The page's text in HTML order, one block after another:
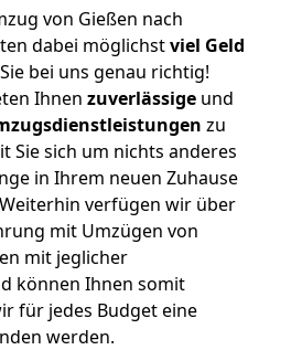
von Gießen nach
dabei möglichstviel Geld
bei uns genau richtig!
Ihnen zuverlässige und
zu
Sie sich um nichts anderes
in Ihrem neuen Zuhause
verfügen wir über
mit Umzügen von
mit jeglicher
können Ihnen somit
für jedes Budget eine
werden.